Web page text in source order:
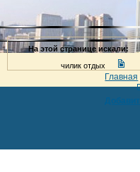
На этой странице искали:
чилик отдых
Главная